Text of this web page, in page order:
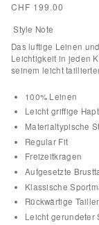
CHF 199.00
Style Note
Das luftige Leinen
Leichtigkeit in jeden
seinem leicht
100% Leinen
Leicht griffige
Materialtypische
Regular Fit
Freizeitkragen
Aufgesetzte
Klassische
Rückwärtige
Leicht gerundeter